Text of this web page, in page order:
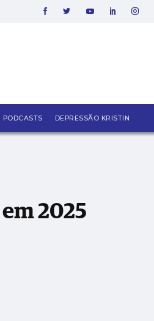
PODCASTS DEPRESSÃO KRISTIN
2025